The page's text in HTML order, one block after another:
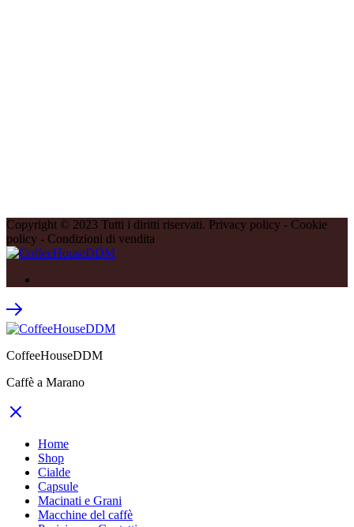
Copyright © 2023 Tutti i diritti riservati. Privacy policy - Cookie
policy - Condizioni di vendita
CoffeeHouseDDM
Caffè a Marano
Home
Shop
Cialde
Capsule
Macinati e Grani
Macchine del caffè